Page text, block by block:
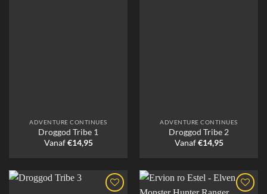
ADVENTURE CONTINUES
Droggod Tribe 1
Vanaf€14,95
ADVENTURE CONTINUES
Droggod Tribe 2
Vanaf€14,95